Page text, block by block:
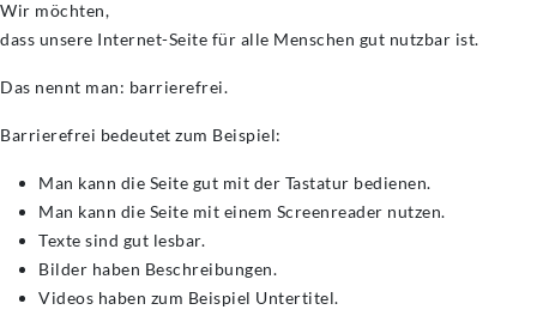
Wir möchten,
dass unsere Internet-Seite für alle Menschen gut nutzbar ist.
Das nennt man: barrierefrei.
Barrierefrei bedeutet zum Beispiel:
Man kann die Seite gut mit der Tastatur bedienen.
Man kann die Seite mit einem Screenreader nutzen.
Texte sind gut lesbar.
Bilder haben Beschreibungen.
Videos haben zum Beispiel Untertitel.